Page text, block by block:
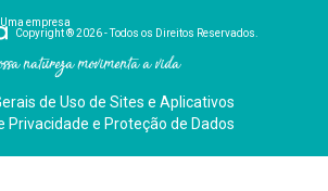
Uma empresa
Copyright ® 2026 - Todos os Direitos Reservados.
natureza movimenta a vida
de Uso de Sites e Aplicativos
Privacidade e Proteção de Dados